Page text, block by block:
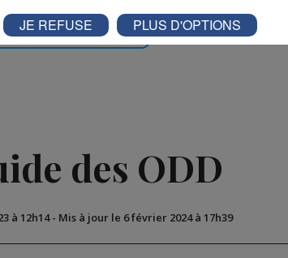
Partager sur Twitter
des ODD
à 12h14- Mis à jour le 6 février 2024 à 17h39
JE REFUSE PLUS D'OPTIONS